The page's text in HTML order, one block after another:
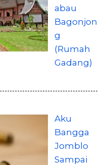
abau
Bagonjon
g
(Rumah
Gadang)
Aku
Bangga
Jomblo
Sampai